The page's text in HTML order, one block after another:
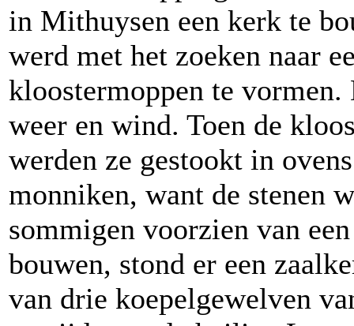
in Mithuysen een kerk te
werd met het zoeken naar
kloostermoppen te
weer en wind. Toen de
werden ze gestookt in
monniken, want de stenen
sommigen voorzien van
bouwen, stond er een
van drie koepelgewelven